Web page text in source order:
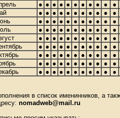
● ● ● ● ● ● ● ● ● ●
●
● ● ● ● ● ● ● ● ● ●
●
● ● ● ● ● ● ● ● ● ●
●
● ● ● ● ● ● ● ● ● ●
●
● ● ● ● ● ● ● ● ● ●
●
● ● ● ● ● ● ● ● ● ●
●
● ● ● ● ● ● ● ● ● ●
●
● ● ● ● ● ● ● ● ● ●
●
● ● ● ● ● ● ● ● ● ● ●
в список именинников, а
nomadweb@mail.ru